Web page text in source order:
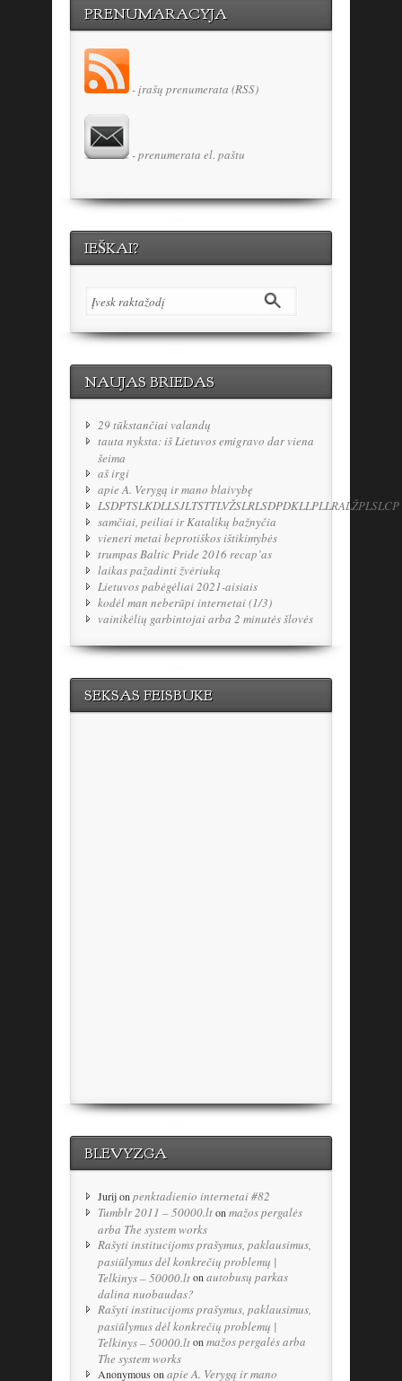
PRENUMARACYJA
- įrašų prenumerata (RSS)
- prenumerata el. paštu
IEŠKAI?
NAUJAS BRIEDAS
29 tūkstančiai valandų
tauta nyksta: iš Lietuvos emigravo dar viena
šeima
aš irgi
apie A. Verygą ir mano blaivybę
LSDPTSLKDLLSJLTSTTLVŽSLRLSDPDKLLPLLRALŽPLSLCP
samčiai, peiliai ir Katalikų bažnyčia
vieneri metai beprotiškos ištikimybės
trumpas Baltic Pride 2016 recap’as
laikas pažadinti žvėriuką
Lietuvos pabėgėliai 2021-aisiais
kodėl man neberūpi internetai (1/3)
vainikėlių garbintojai arba 2 minutės šlovės
SEKSAS FEISBUKE
BLEVYZGA
Jurijon penktadienio internetai #82
Tumblr 2011 – 50000.lton mažos pergalės
arba The system works
Rašyti institucijoms prašymus, paklausimus,
pasiūlymus dėl konkrečių problemų |
Telkinys – 50000.lton autobusų parkas
dalina nuobaudas?
Rašyti institucijoms prašymus, paklausimus,
pasiūlymus dėl konkrečių problemų |
Telkinys – 50000.lton mažos pergalės arba
The system works
Anonymous on apie A. Verygą ir mano